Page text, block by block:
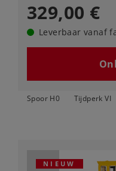
329,00 €
Leverbaar vanaf
Spoor H0 Tijdperk VI
NIEUW